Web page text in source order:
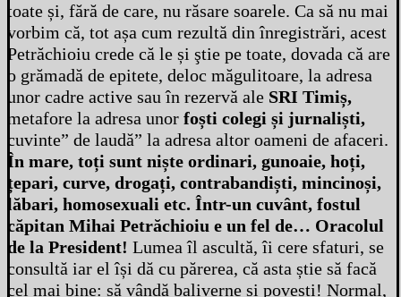
toate și, fără de care, nu răsare soarele. Ca să nu mai
vorbim că, tot așa cum rezultă din înregistrări, acest
Petrăchioiu crede că le și ştie pe toate, dovada că are
o grămadă de epitete, deloc măgulitoare, la adresa
unor cadre active sau în rezervă ale SRI Timiș,
metafore la adresa unor foști colegi și jurnaliști,
cuvinte” de laudă” la adresa altor oameni de afaceri.
În mare, toți sunt niște ordinari, gunoaie, hoți,
țepari, curve, drogați, contrabandiști, mincinoși,
lăbari, homosexuali etc. Într-un cuvânt, fostul
căpitan Mihai Petrăchioiu e un fel de… Oracolul
de la President! Lumea îl ascultă, îi cere sfaturi, se
consultă iar el își dă cu părerea, că asta știe să facă
cel mai bine: să vândă baliverne și povești! Normal,